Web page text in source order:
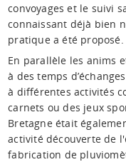
convoyages et le suivi
connaissant déjà bien
pratique a été proposé.
En parallèle les anims
à des temps
à différentes activités
carnets ou des jeux
Bretagne était
activité découverte de
fabrication de